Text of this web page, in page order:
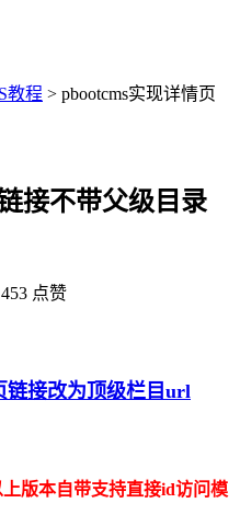
教程 > pbootcms实现详情页
接不带父级目录
453 点赞
链接改为顶级栏目url
版本自带支持直接id访问模